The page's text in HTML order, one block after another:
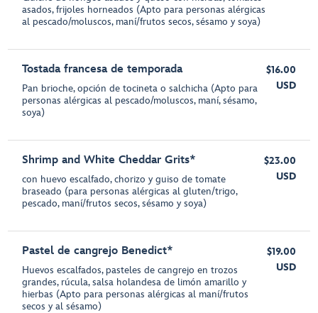
asados, frijoles horneados (Apto para personas alérgicas
al pescado/moluscos, maní/frutos secos, sésamo y soya)
Tostada francesa de temporada
Pan brioche, opción de tocineta o salchicha (Apto para
personas alérgicas al pescado/moluscos, maní, sésamo,
soya)
$16.00
USD
Shrimp and White Cheddar Grits*
con huevo escalfado, chorizo y guiso de tomate
braseado (para personas alérgicas al gluten/trigo,
pescado, maní/frutos secos, sésamo y soya)
$23.00
USD
Pastel de cangrejo Benedict*
Huevos escalfados, pasteles de cangrejo en trozos
grandes, rúcula, salsa holandesa de limón amarillo y
hierbas (Apto para personas alérgicas al maní/frutos
secos y al sésamo)
$19.00
USD